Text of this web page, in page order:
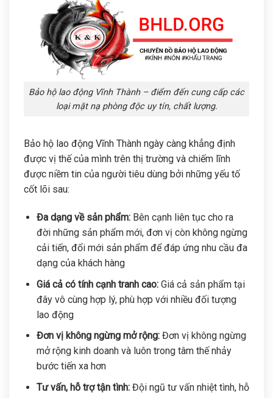
Bảo hộ lao động Vĩnh Thành – điểm đến cung cấp các
loại mặt nạ phòng độc uy tín, chất lượng.
Bảo hộ lao động Vĩnh Thành ngày càng khẳng định
được vị thế của mình trên thị trường và chiếm lĩnh
được niềm tin của người tiêu dùng bởi những yếu tố
cốt lõi sau:
Đa dạng về sản phẩm: Bên cạnh liên tục cho ra
đời những sản phẩm mới, đơn vị còn không ngừng
cải tiến, đổi mới sản phẩm để đáp ứng nhu cầu đa
dạng của khách hàng
Giá cả có tính cạnh tranh cao: Giá cả sản phẩm tại
đây vô cùng hợp lý, phù hợp với nhiều đối tượng
lao động
Đơn vị không ngừng mở rộng: Đơn vị không ngừng
mở rộng kinh doanh và luôn trong tâm thế nhảy
bước tiến xa hơn
Tư vấn, hỗ trợ tận tình:Đội ngũ tư vấn nhiệt tình, hỗ